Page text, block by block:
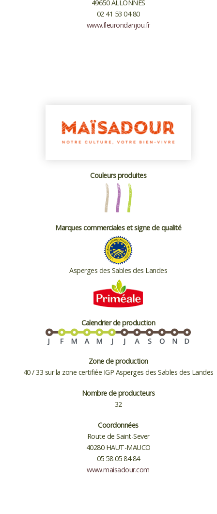
49650 ALLONNES
02 41 53 04 80
www.fleurondanjou.fr
Couleurs produites
Marques commerciales et signe de qualité
Asperges des Sables des Landes
Calendrier de production
Zone de production
40 / 33 sur la zone certifiée IGP Asperges des Sables des Landes
Nombre de producteurs
32
Coordonnées
Route de Saint-Sever
40280 HAUT-MAUCO
05 58 05 84 84
www.maisadour.com